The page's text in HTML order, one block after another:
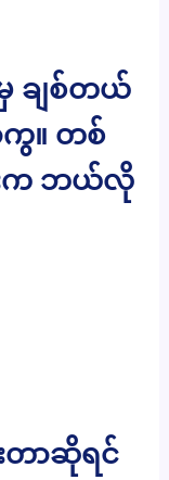
ချစ်တယ်
။ တစ်
းက ဘယ်လို
တာဆိုရင်